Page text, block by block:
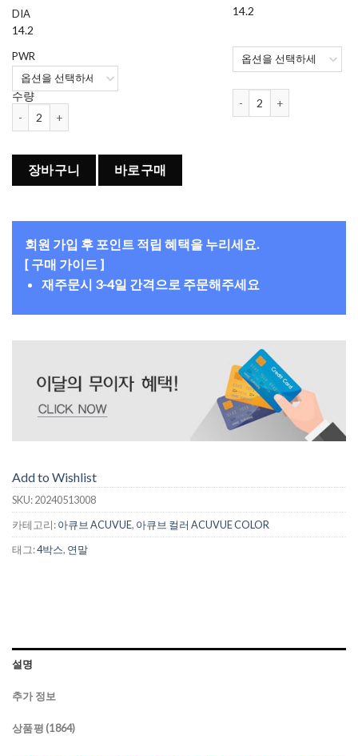
DIA
14.2
PWR
수량
아큐브 디파인 래디언트 브라이트 (30개들이) x 4박스 세트 수량
14.2
장바구니 바로구매
회원 가입 후 포인트 적립 혜택을 누리세요.
[ 구매 가이드 ]
재주문시 3-4일 간격으로 주문해주세요
Add to Wishlist
SKU:20240513008
카테고리:아큐브 ACUVUE, 아큐브 컬러 ACUVUE COLOR
태그:4박스, 연말
설명
추가 정보
상품평 (1864)